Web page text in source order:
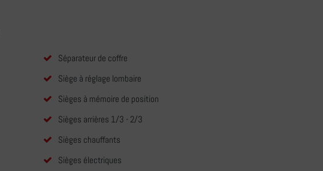
Séparateur de coffre
Siège à réglage lombaire
Sièges à mémoire de position
Sièges arrières 1/3 - 2/3
Sièges chauffants
Sièges électriques